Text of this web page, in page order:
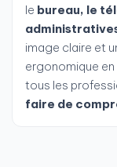
le bureau, le
image claire et
ergonomique
tous les
faire de